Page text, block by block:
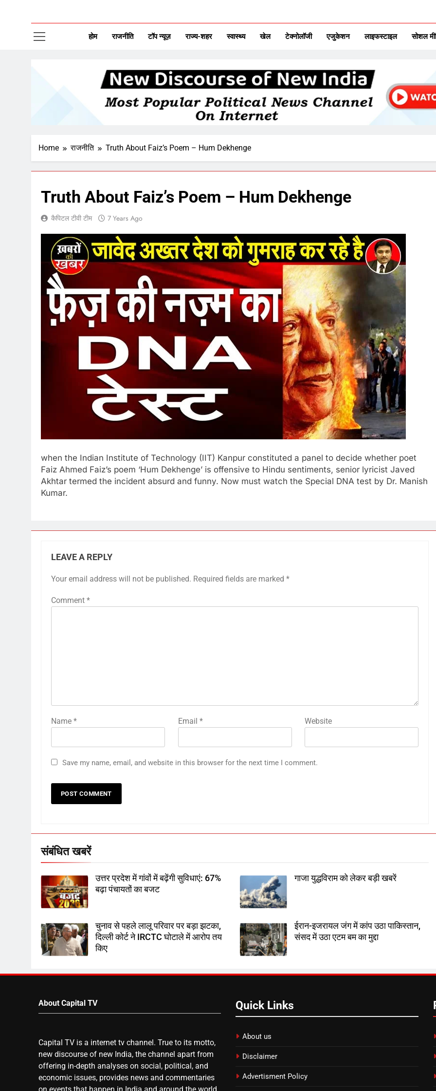
होम राजनीति टॉप न्यूज़ राज्य-शहर स्वास्थ्य खेल टेक्नोलॉजी एजुकेशन लाइफस्टाइल सोशल
Home राजनीति Truth About Faiz’s Poem – Hum Dekhenge
Truth About Faiz’s Poem – Hum Dekhenge
कैपिटल टीवी टीम 7 Years Ago
when the Indian Institute of Technology (IIT) Kanpur constituted a panel to decide whether poet
Faiz Ahmed Faiz’s poem ‘Hum Dekhenge’ is offensive to Hindu sentiments, senior lyricist Javed
Akhtar termed the incident absurd and funny. Now must watch the Special DNA test by Dr. Manish
Kumar.
LEAVE A REPLY
Your email address will not be published. Required fields are marked *
Comment *
Name * Email * Website
Save my name, email, and website in this browser for the next time I comment.
संबंधित खबरें
उत्तर प्रदेश में गांवों में बढ़ेंगी सुविधाएं: 67%
बढ़ा पंचायतों का बजट
गाजा युद्धविराम को लेकर बड़ी खबरें
चुनाव से पहले लालू परिवार पर बड़ा झटका,
दिल्ली कोर्ट ने IRCTC घोटाले में आरोप तय
किए
ईरान-इजरायल जंग में कांप उठा पाकिस्तान,
संसद में उठा एटम बम का मुद्दा
About Capital TV
Capital TV is a internet tv channel. True to its motto,
new discourse of new India, the channel apart from
offering in-depth analyses on social, political, and
economic issues, provides news and commentaries
Quick Links
About us
Disclaimer
Advertisment Policy